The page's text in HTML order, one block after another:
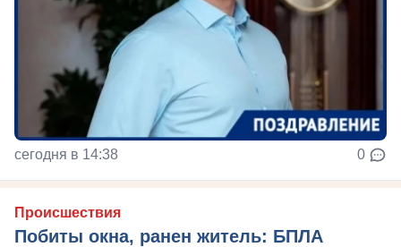
сегодня в 14:38 0
Происшествия
Побиты окна, ранен житель: БПЛА